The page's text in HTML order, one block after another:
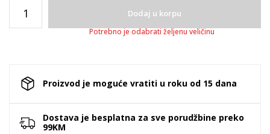
Dodaj u korpu
Potrebno je odabrati željenu veličinu
Proizvod je moguće vratiti u roku od 15 dana
Dostava je besplatna za sve porudžbine preko
99KM